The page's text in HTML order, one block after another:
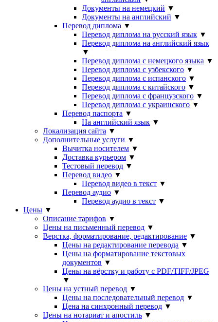
Документы на немецкий ▼
Документы на английский ▼
Перевод диплома ▼
Перевод диплома на русский язык ▼
Перевод диплома на английский язык
▼
Перевод диплома с немецкого языка ▼
Перевод диплома с узбекского ▼
Перевод диплома с испанского ▼
Перевод диплома с китайского ▼
Перевод диплома с французского ▼
Перевод диплома с украинского ▼
Перевод паспорта ▼
На английский язык ▼
Локализация сайта ▼
Дополнительные услуги ▼
Вычитка носителем ▼
Доставка курьером ▼
Тестовый перевод ▼
Перевод видео ▼
Перевод видео в текст ▼
Перевод аудио ▼
Перевод аудио в текст ▼
Цены ▼
Описание тарифов ▼
Цены на письменный перевод ▼
Верстка, форматирование, редактирование ▼
Цены на редактирование перевода ▼
Цены на форматирование текстовых
документов ▼
Цены на вёрстку и работу с PDF/TIFF/JPEG
▼
Цены на устный перевод ▼
Цены на последовательный перевод ▼
Цена на синхронный перевод ▼
Цены на нотариат и апостиль ▼